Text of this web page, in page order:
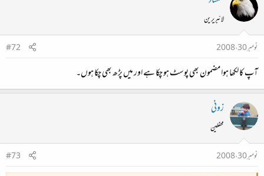
لائبریرین
نومبر 30، 2008
#72
آپ کا لکھا ہوا مضمون بھی پوسٹ ہو چکا ہے اور میں پڑھ بھی چکا ہوں۔
زونی
محفلین
نومبر 30، 2008
#73